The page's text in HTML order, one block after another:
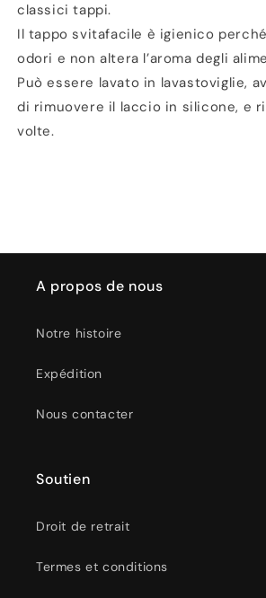
classici tappi.
Il tappo svitafacile è igienico
odori e non altera l’aroma degli
Può essere lavato in lavastoviglie,
di rimuovere il laccio in silicone, e
volte.
A propos de nous
Notre histoire
Expédition
Nous contacter
Soutien
Droit de retrait
Termes et conditions